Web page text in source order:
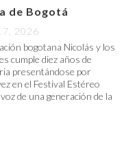
de Bogotá
2026
bogotana Nicolás y los
cumple diez años de
presentándose por
en el Festival Estéreo
voz de una generación de la